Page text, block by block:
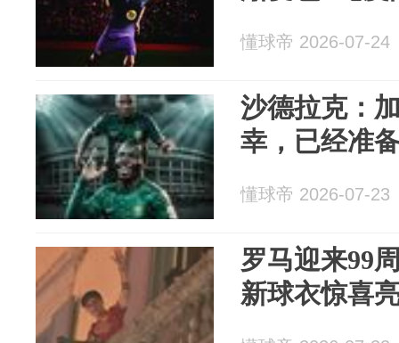
懂球帝 2026-07-24
沙德拉克：
幸，已经准
懂球帝 2026-07-23
罗马迎来99
新球衣惊喜